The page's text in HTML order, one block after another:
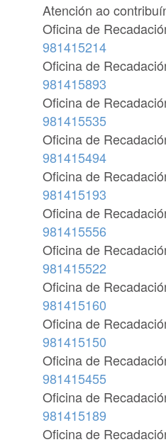
Atención ao
Oficina de
981415214
Oficina de
981415893
Oficina de
981415535
Oficina de
981415494
Oficina de
981415193
Oficina de
981415556
Oficina de
981415522
Oficina de
981415160
Oficina de
981415150
Oficina de
981415455
Oficina de
981415189
Oficina de